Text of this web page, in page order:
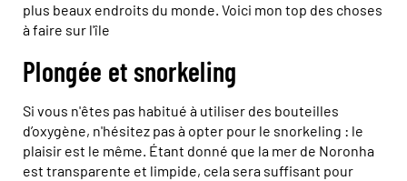
plus beaux endroits du monde. Voici mon top des choses
à faire sur l'île
Plongée et snorkeling
Si vous n'êtes pas habitué à utiliser des bouteilles
d’oxygène, n'hésitez pas à opter pour le snorkeling : le
plaisir est le même. Étant donné que la mer de Noronha
est transparente et limpide, cela sera suffisant pour